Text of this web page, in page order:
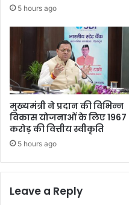
5 hours ago
मुख्यमंत्री ने प्रदान की विभिन्न
विकास योजनाओं के लिए 1967
करोड़ की वित्तीय स्वीकृति
5 hours ago
Leave a Reply